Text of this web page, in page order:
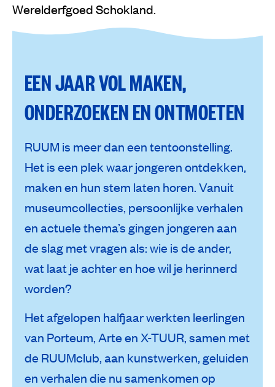
Werelderfgoed Schokland.
EEN JAAR VOL MAKEN,
ONDERZOEKEN EN ONTMOETEN
RUUM is meer dan een tentoonstelling.
Het is een plek waar jongeren ontdekken,
maken en hun stem laten horen. Vanuit
museumcollecties, persoonlijke verhalen
en actuele thema’s gingen jongeren aan
de slag met vragen als: wie is de ander,
wat laat je achter en hoe wil je herinnerd
worden?
Het afgelopen halfjaar werkten leerlingen
van Porteum, Arte en X-TUUR, samen met
de RUUMclub, aan kunstwerken, geluiden
en verhalen die nu samenkomen op